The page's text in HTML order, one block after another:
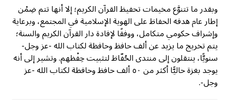
وبقدر ما تتنوَّع مخيمات تحفيظ القرآن الكريم؛ إلا أنها تتم ضِمْن
إطار عام هدفه الحفاظ على الهوية الإسلامية في المجتمع، وبرعاية
وإشراف حكومي متكامل، ووفقًا لإفادة دار القرآن الكريم والسنة؛
يتم تخريج ما يزيد عن ألف حافظ وحافظة لكتاب الله -عز وجل-
سنويًّا، ينتقلون إلى منتدى الحُفّاظ لتثبيت حِفْظهم. وتشير إلى أنه
يوجد بغزة حاليًّا أكثر من ٥٠ ألف حافظ وحافظة لكتاب الله -عز
وجل-.